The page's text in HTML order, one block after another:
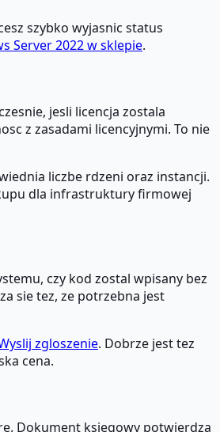
szybko wyjasnic status
Server 2022 w sklepie.
jesli licencja zostala
z zasadami licencyjnymi. To nie
liczbe rdzeni oraz instancji.
dla infrastruktury firmowej
czy kod zostal wpisany bez
sie tez, ze potrzebna jest
zgloszenie. Dobrze jest tez
cena.
Dokument ksiegowy potwierdza